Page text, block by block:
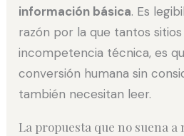
información básica. Es
razón por la que tantos
incompetencia técnica, es
conversión humana sin
también necesitan leer.
La propuesta que no suena a